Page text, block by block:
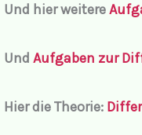
Und hier weitere
Und Aufgaben zur
Hier die Theorie: